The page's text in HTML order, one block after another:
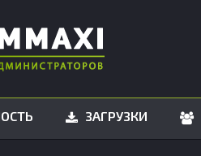
ЗАГРУЗКИ